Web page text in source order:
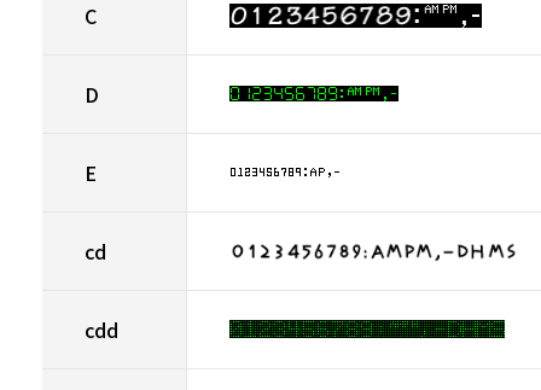
C
D
E
cd
cdd